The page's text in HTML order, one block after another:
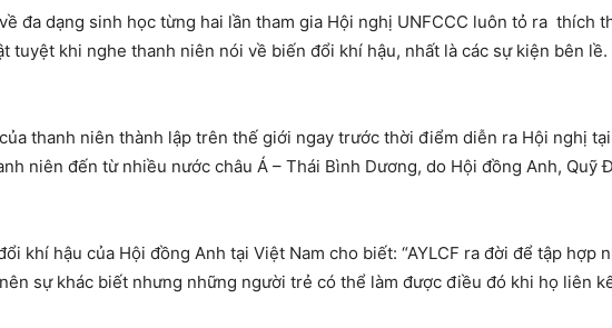
đa dạng sinh học từng hai lần tham gia Hội nghị UNFCCC luôn tỏ ra thích
tuyệt khi nghe thanh niên nói về biến đổi khí hậu, nhất là các sự kiện bên
thanh niên thành lập trên thế giới ngay trước thời điểm diễn ra Hội nghị tại
niên đến từ nhiều nước châu Á – Thái Bình Dương, do Hội đồng Anh, Quỹ
khí hậu của Hội đồng Anh tại Việt Nam cho biết: “AYLCF ra đời để tập hợp
sự khác biết nhưng những người trẻ có thể làm được điều đó khi họ liên